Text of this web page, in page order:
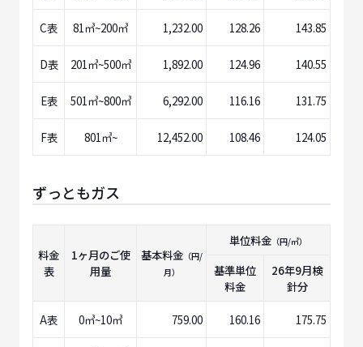
C表 81㎥~200㎥ 1,232.00 128.26 143.85
D表 201㎥~500㎥ 1,892.00 124.96 140.55
E表 501㎥~800㎥ 6,292.00 116.16 131.75
F表 801㎥~ 12,452.00 108.46 124.05
ずっともガス
料金
表
1ヶ月のご使
用量
基本料金（円/
月）
単位料金 （円/㎥）
基準単位
料金
26年9月検
針分
A表 0㎥~10㎥ 759.00 160.16 175.75